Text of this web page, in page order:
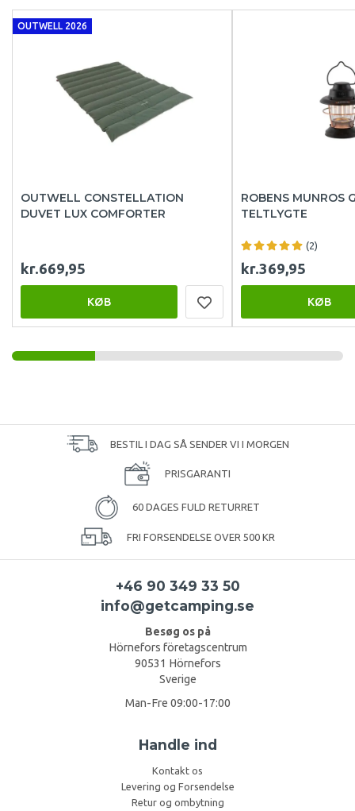
OUTWELL 2026
OUTWELL CONSTELLATION
DUVET LUX COMFORTER
kr.669,95
KØB
ROBENS MUNROS
TELTLYGTE
(2)
kr.369,95
KØB
BESTIL I DAG SÅ SENDER VI I MORGEN
PRISGARANTI
60 DAGES FULD RETURRET
FRI FORSENDELSE OVER 500 KR
+46 90 349 33 50
info@getcamping.se
Besøg os på
Hörnefors företagscentrum
90531 Hörnefors
Sverige
Man-Fre 09:00-17:00
Handle ind
Kontakt os
Levering og Forsendelse
Retur og ombytning